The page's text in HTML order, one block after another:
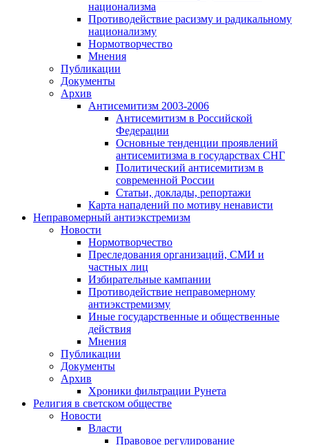
национализма
Противодействие расизму и радикальному
национализму
Нормотворчество
Мнения
Публикации
Документы
Архив
Антисемитизм 2003-2006
Антисемитизм в Российской
Федерации
Основные тенденции проявлений
антисемитизма в государствах СНГ
Политический антисемитизм в
современной России
Статьи, доклады, репортажи
Карта нападений по мотиву ненависти
Неправомерный антиэкстремизм
Новости
Нормотворчество
Преследования организаций, СМИ и
частных лиц
Избирательные кампании
Противодействие неправомерному
антиэкстремизму
Иные государственные и общественные
действия
Мнения
Публикации
Документы
Архив
Хроники фильтрации Рунета
Религия в светском обществе
Новости
Власти
Правовое регулирование